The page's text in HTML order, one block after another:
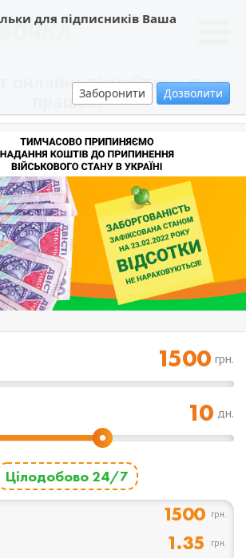
для підписників Ваша
Заборонити Дозволити
онлайн: дізнайтесь, як це
працює!
грн.
дн.
Цілодобово 24/7
1500 грн.
1.35 грн.